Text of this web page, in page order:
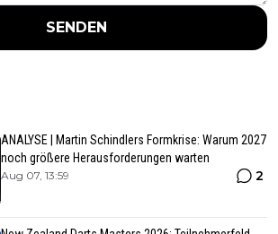
SENDEN
ANALYSE | Martin Schindlers Formkrise: Warum 2027
noch größere Herausforderungen warten
Aug 07, 13:59 2